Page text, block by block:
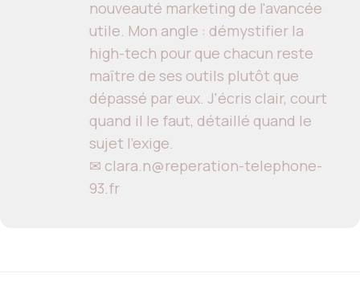
nouveauté marketing de l'avancée
utile. Mon angle : démystifier la
high-tech pour que chacun reste
maître de ses outils plutôt que
dépassé par eux. J'écris clair, court
quand il le faut, détaillé quand le
sujet l'exige.
✉ clara.n@reperation-telephone-
93.fr